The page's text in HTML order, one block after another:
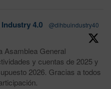
4.0
@dihbuindustry40
Asamblea General
y cuentas de 2025 y
2026. Gracias a todos